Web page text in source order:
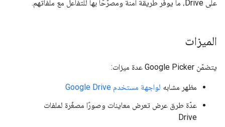
على Drive، ما يوفّر طريقة آمنة ومصرّحًا بها للتفاعل مع ملفاتهم.
الميزات
يتضمّن Google Picker عدة ميزات:
مظهر مشابه لواجهة مستخدم Google Drive
عدّة طرق عرض تعرض معاينات وصورًا مصغّرة لملفات
Drive